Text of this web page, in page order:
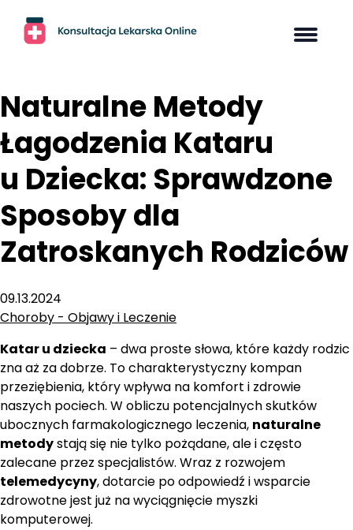
content
Naturalne Metody
Łagodzenia Kataru
u Dziecka: Sprawdzone
Sposoby dla
Zatroskanych Rodziców
09.13.2024
Choroby - Objawy i Leczenie
Katar u dziecka – dwa proste słowa, które każdy rodzic
zna aż za dobrze. To charakterystyczny kompan
przeziębienia, który wpływa na komfort i zdrowie
naszych pociech. W obliczu potencjalnych skutków
ubocznych farmakologicznego leczenia, naturalne
metodystają się nie tylko pożądane, ale i często
zalecane przez specjalistów. Wraz z rozwojem
telemedycyny, dotarcie po odpowiedź i wsparcie
zdrowotne jest już na wyciągnięcie myszki
komputerowej.